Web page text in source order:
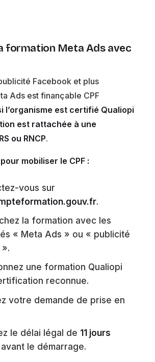
formation Meta Ads avec
Facebook et plus
Ads est finançable CPF
l’organisme est certifié Qualiopi
est rattachée à une
ou RNCP.
mobiliser le CPF :
vous sur
.
la formation avec les
« Meta Ads » ou « publicité
une formation Qualiopi
reconnue.
votre demande de prise en
le délai légal de 11 jours
avant le démarrage.